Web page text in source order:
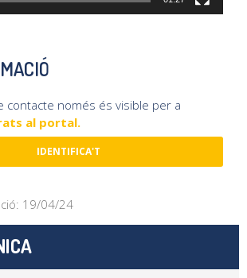
contacte només és visible per a
al portal.
IDENTIFICA'T
19/04/24